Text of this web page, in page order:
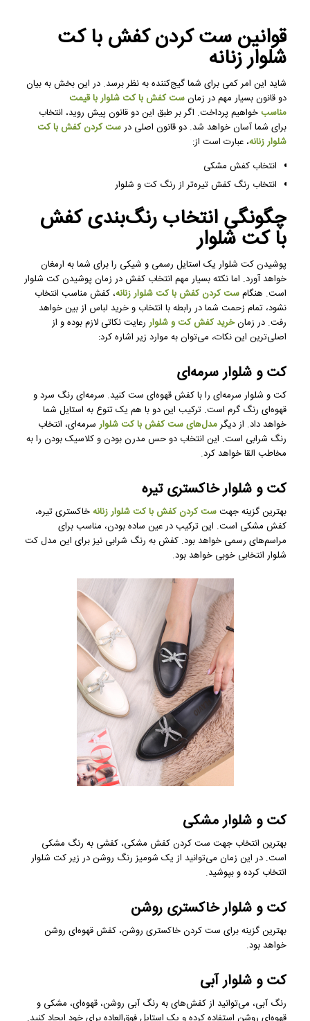
قوانین ست کردن کفش با کت
شلوار زنانه
شاید این امر کمی برای شما گیج‌کننده به نظر برسد. در این بخش به بیان
دو قانون بسیار مهم در زمانست کفش با کت شلوار با قیمت
مناسبخواهیم پرداخت. اگر بر طبق این دو قانون پیش روید، انتخاب
برای شما آسان خواهد شد. دو قانون اصلی درست کردن کفش با کت
شلوار زنانه، عبارت است از:
انتخاب کفش مشکی
انتخاب رنگ کفش تیره‌تر از رنگ کت و شلوار
چگونگی انتخاب رنگ‌بندی کفش
با کت شلوار
پوشیدن کت شلوار یک استایل رسمی و شیکی را برای شما به ارمغان
خواهد آورد. اما نکته بسیار مهم انتخاب کفش در زمان پوشیدن کت شلوار
است. هنگامست کردن کفش با کت شلوار زنانه، کفش مناسب انتخاب
نشود، تمام زحمت شما در رابطه با انتخاب و خرید لباس از بین خواهد
رفت. در زمانخریدکفش کت و شلواررعایت نکاتی لازم بوده و از
اصلی‌ترین این نکات، می‌توان به موارد زیر اشاره کرد:
کت و شلوار سرمه‌ای
کت و شلوار سرمه‌ای را با کفش قهوه‌ای ست کنید. سرمه‌ای رنگ سرد و
قهوه‌ای رنگ گرم است. ترکیب این دو با هم یک تنوع به استایل شما
خواهد داد. از دیگرمدل‌های ست کفش با کت شلوارسرمه‌ای، انتخاب
رنگ شرابی است. این انتخاب دو حس مدرن بودن و کلاسیک بودن را به
مخاطب القا خواهد کرد.
کت و شلوار خاکستری تیره
بهترین گزینه جهتست کردن کفش با کت شلوار زنانهخاکستری تیره،
کفش مشکی است. این ترکیب در عین ساده بودن، مناسب برای
مراسم‌های رسمی خواهد بود. کفش به رنگ شرابی نیز برای این مدل کت
شلوار انتخابی خوبی خواهد بود.
کت و شلوار مشکی
بهترین انتخاب جهت ست کردن کفش مشکی، کفشی به رنگ مشکی
است. در این زمان می‌توانید از یک شومیز رنگ روشن در زیر کت شلوار
انتخاب کرده و بپوشید.
کت و شلوار خاکستری روشن
بهترین گزینه برای ست کردن خاکستری روشن، کفش قهوه‌ای روشن
خواهد بود.
کت و شلوار آبی
رنگ آبی، می‌توانید از کفش‌های به رنگ آبی روشن، قهوه‌ای، مشکی و